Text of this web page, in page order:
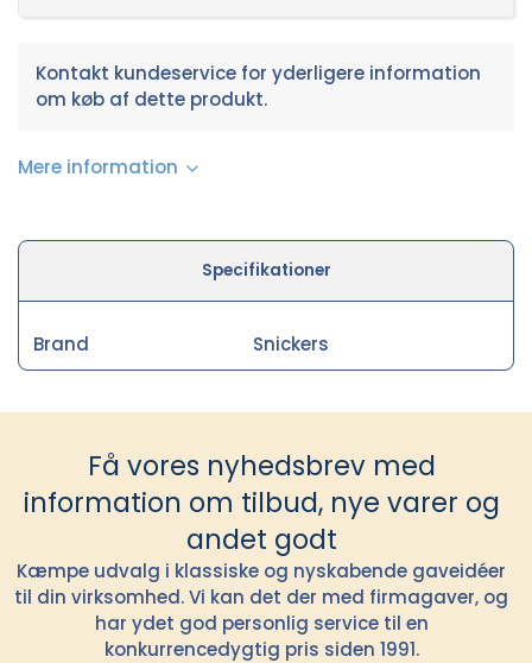
Kontakt kundeservice for yderligere information
om køb af dette produkt.
Mere information
Specifikationer
Brand Snickers
Få vores nyhedsbrev med
information om tilbud, nye varer og
andet godt
Kæmpe udvalg i klassiske og nyskabende gaveidéer
til din virksomhed. Vi kan det der med firmagaver, og
har ydet god personlig service til en
konkurrencedygtig pris siden 1991.